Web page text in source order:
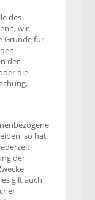
des
wir
Gründe für
der
die
so hat
der
gilt auch